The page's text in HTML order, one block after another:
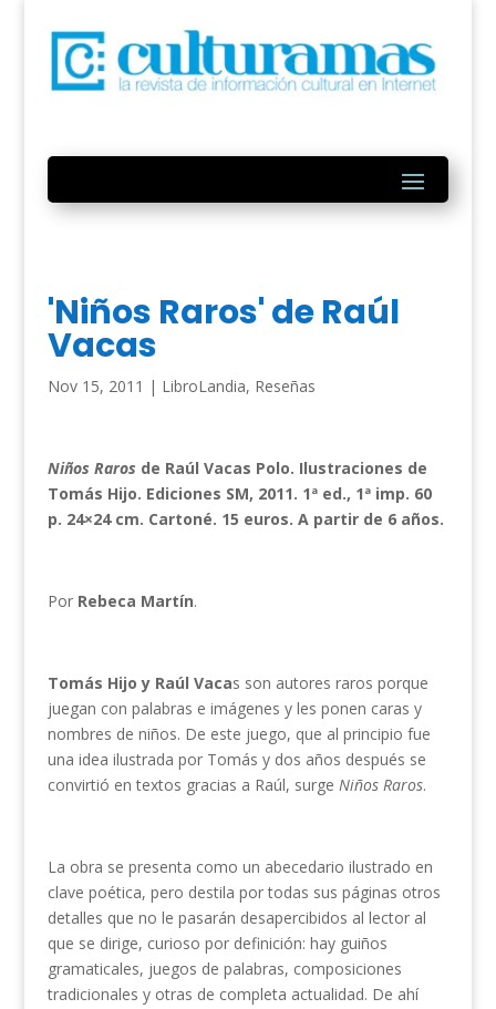
'Niños Raros' de Raúl
Vacas
Nov 15, 2011 | LibroLandia, Reseñas
Niños Raros de Raúl Vacas Polo. Ilustraciones de
Tomás Hijo. Ediciones SM, 2011. 1ª ed., 1ª imp. 60
p. 24×24 cm. Cartoné. 15 euros. A partir de 6 años.
Por Rebeca Martín.
Tomás Hijo y Raúl Vacas son autores raros porque
juegan con palabras e imágenes y les ponen caras y
nombres de niños. De este juego, que al principio fue
una idea ilustrada por Tomás y dos años después se
convirtió en textos gracias a Raúl, surge Niños Raros.
La obra se presenta como un abecedario ilustrado en
clave poética, pero destila por todas sus páginas otros
detalles que no le pasarán desapercibidos al lector al
que se dirige, curioso por definición: hay guiños
gramaticales, juegos de palabras, composiciones
tradicionales y otras de completa actualidad. De ahí